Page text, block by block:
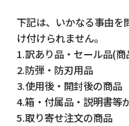
下記は、いかなる事由を
け付けられません。
1.訳あり品・セール品(
2.防弾・防刃用品
3.使用後・開封後の商品
4.箱・付属品・説明書等
5.取り寄せ注文の商品